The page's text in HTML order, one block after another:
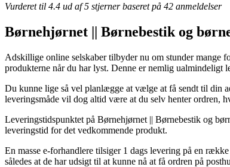
Vurderet til 4.4 ud af 5 stjerner baseret på 42 anmeldelser
Børnehjørnet || Børnebestik og
Adskillige online selskaber tilbyder nu om stunder mange
produkterne når du har lyst. Denne er nemlig ualmindeligt
Du kunne lige så vel planlægge at vælge at få sendt til din
leveringsmåde vil dog altid være at du selv henter ordren,
Leveringstidspunktet på Børnehjørnet || Børnebestik og
leveringstid for det vedkommende produkt.
En masse e-forhandlere tilsiger 1 dags levering på en
således at de har udsigt til at kunne nå at få ordren på